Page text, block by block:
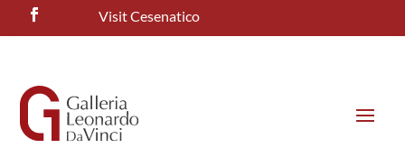
Visit Cesenatico